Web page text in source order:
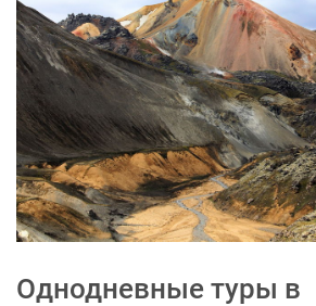
Однодневные туры в